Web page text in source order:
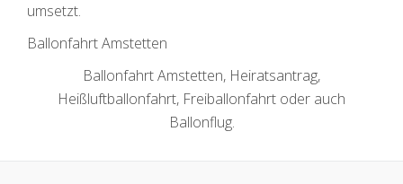
umsetzt.
Ballonfahrt Amstetten
Ballonfahrt Amstetten, Heiratsantrag,
Heißluftballonfahrt, Freiballonfahrt oder auch
Ballonflug.